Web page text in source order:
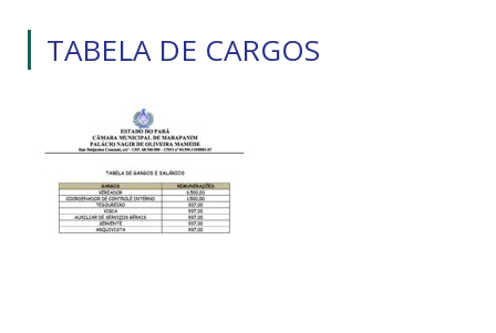
TABELA DE CARGOS